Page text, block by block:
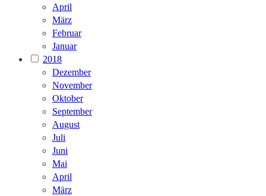
April
März
Februar
Januar
2018
Dezember
November
Oktober
September
August
Juli
Juni
Mai
April
März